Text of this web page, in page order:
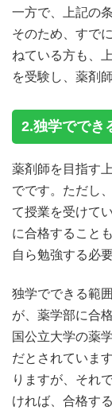
一方で、上記の
そのため、すで
ねている方も、
を受験し、薬剤
2.独学ででき
薬剤師を目指す
でです。ただし
て授業を受けて
に合格すること
自ら勉強する必
独学でできる範
が、薬学部に合
国公立大学の薬
だとされていま
りますが、それ
ければ、合格す